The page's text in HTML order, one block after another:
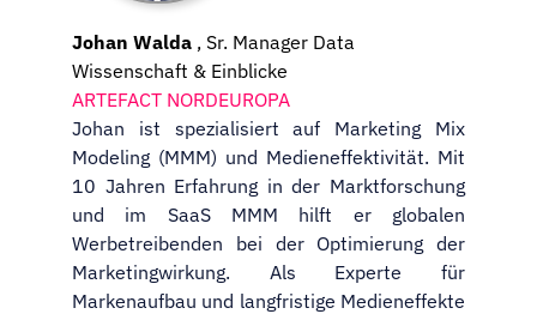
Johan Walda , Sr. Manager Data
Wissenschaft & Einblicke
ARTEFACT NORDEUROPA
Johan ist spezialisiert auf Marketing Mix
Modeling (MMM) und Medieneffektivität. Mit
10 Jahren Erfahrung in der Marktforschung
und im SaaS MMM hilft er globalen
Werbetreibenden bei der Optimierung der
Marketingwirkung. Als Experte für
Markenaufbau und langfristige Medieneffekte